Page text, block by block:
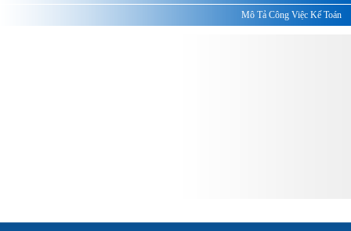
Mô Tả Công Việc Kế Toán